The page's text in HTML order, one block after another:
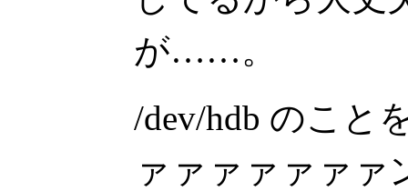
が……。
/dev/hdb のこと
ァァァァァァァ